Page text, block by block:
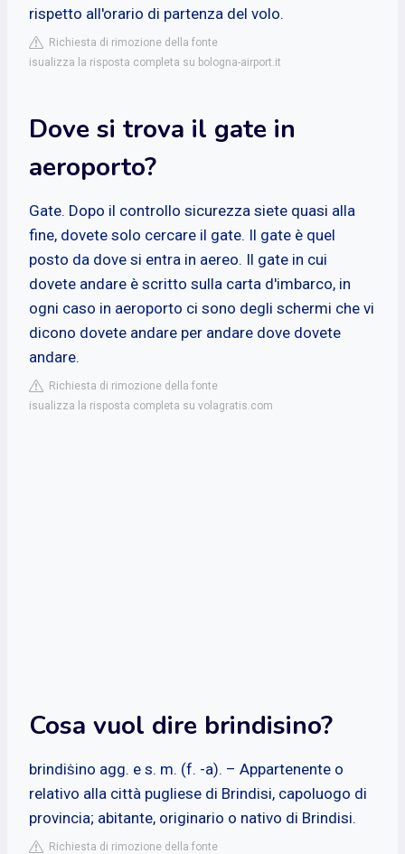
rispetto all'orario di partenza del volo.
Richiesta di rimozione della fonte
isualizza la risposta completa su bologna-airport.it
Dove si trova il gate in
aeroporto?
Gate. Dopo il controllo sicurezza siete quasi alla
fine, dovete solo cercare il gate. Il gate è quel
posto da dove si entra in aereo. Il gate in cui
dovete andare è scritto sulla carta d'imbarco, in
ogni caso in aeroporto ci sono degli schermi che vi
dicono dovete andare per andare dove dovete
andare.
Richiesta di rimozione della fonte
isualizza la risposta completa su volagratis.com
Cosa vuol dire brindisino?
brindiṡino agg. e s. m. (f. -a). – Appartenente o
relativo alla città pugliese di Brindisi, capoluogo di
provincia; abitante, originario o nativo di Brindisi.
Richiesta di rimozione della fonte